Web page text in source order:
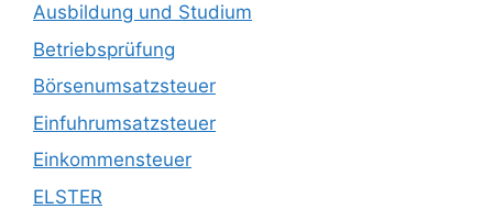
Ausbildung und Studium
Betriebsprüfung
Börsenumsatzsteuer
Einfuhrumsatzsteuer
Einkommensteuer
ELSTER